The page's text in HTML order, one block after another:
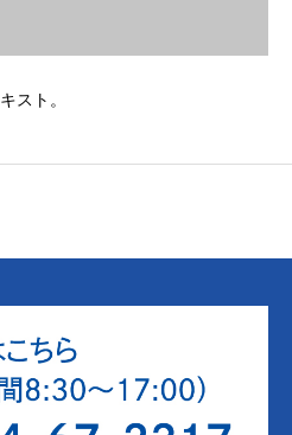
スト。